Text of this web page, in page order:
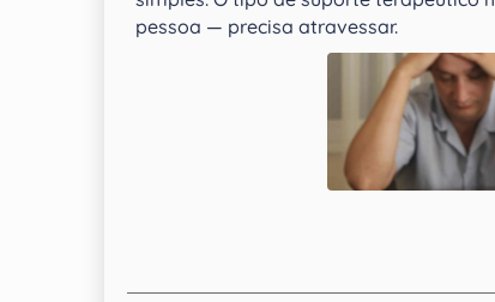
pessoa — precisa atravessar.